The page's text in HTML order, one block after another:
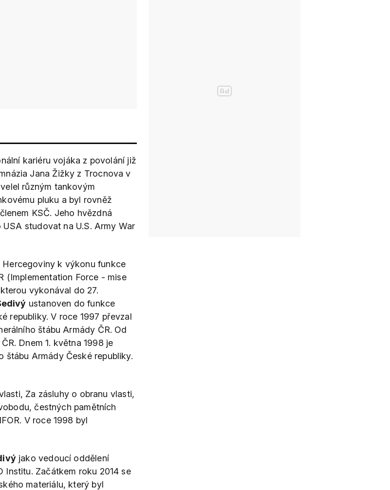
kariéru vojáka z povolání již
Jana Žižky z Trocnova v
různým tankovým
pluku a byl rovněž
KSČ. Jeho hvězdná
studovat na U.S. Army War
Hercegoviny k výkonu funkce
(Implementation Force - mise
vykonával do 27.
ustanoven do funkce
republiky. V roce 1997 převzal
štábu Armády ČR. Od
Dnem 1. května 1998 je
štábu Armády České republiky.
Za zásluhy o obranu vlasti,
čestných pamětních
V roce 1998 byl
jako vedoucí oddělení
Institu. Začátkem roku 2014 se
materiálu, který byl